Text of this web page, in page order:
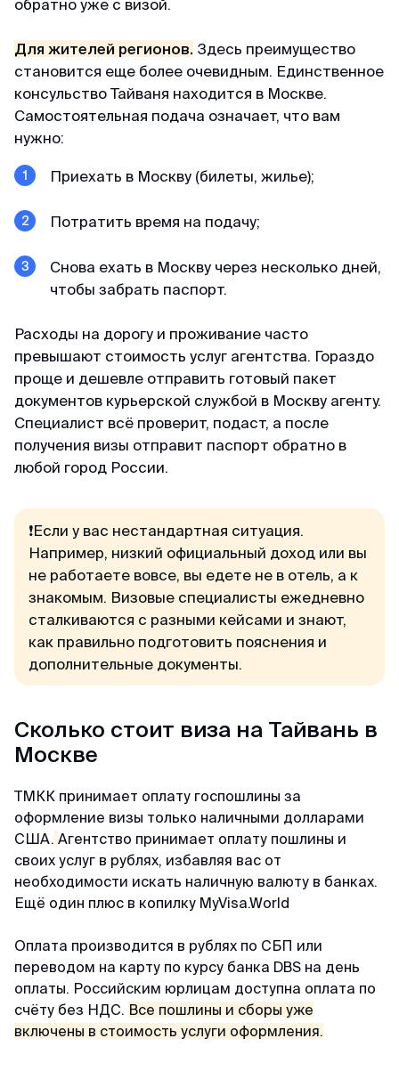
Вжух — и готово
Очень оперативные и приятные ребята.
Сделали визу в Японию, запросив у меня
минимум пакета документа, в отличие от
других агентств. Благодарю 🙏🏻
Отзыв с Telegram · 2024
Качественно и недорого
Огромное спасибо за оформление кеты.
двоих за 6000. Идеальное соотношение цены
и качества.
Всё ещё сомневаешься?
Читай отзывы в первоисточниках. Искренние
обратно уже с визой.
Для жителей регионов. Здесь преимущество
становится еще более очевидным. Единственное
консульство Тайваня находится в Москве.
Самостоятельная подача означает, что вам
нужно:
Приехать в Москву (билеты, жилье);
Потратить время на подачу;
Снова ехать в Москву через несколько дней,
чтобы забрать паспорт.
Расходы на дорогу и проживание часто
превышают стоимость услуг агентства. Гораздо
проще и дешевле отправить готовый пакет
документов курьерской службой в Москву агенту.
Специалист всё проверит, подаст, а после
получения визы отправит паспорт обратно в
любой город России.
❗️Если у вас нестандартная ситуация.
Например, низкий официальный доход или вы
не работаете вовсе, вы едете не в отель, а к
знакомым. Визовые специалисты ежедневно
сталкиваются с разными кейсами и знают,
как правильно подготовить пояснения и
дополнительные документы.
Сколько стоит виза на Тайвань в
Москве
ТМКК принимает оплату госпошлины за
оформление визы только наличными долларами
США. Агентство принимает оплату пошлины и
своих услуг в рублях, избавляя вас от
необходимости искать наличную валюту в банках.
Ещё один плюс в копилку MyVisa.World
Оплата производится в рублях по СБП или
переводом на карту по курсу банка DBS на день
оплаты. Российским юрлицам доступна оплата по
счёту без НДС. Все пошлины и сборы уже
включены в стоимость услуги оформления.